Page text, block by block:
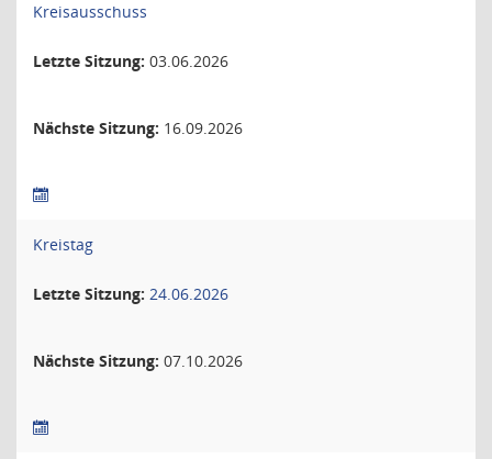
Kreisausschuss
Letzte Sitzung: 03.06.2026
Nächste Sitzung: 16.09.2026
Kreistag
Letzte Sitzung: 24.06.2026
Nächste Sitzung: 07.10.2026